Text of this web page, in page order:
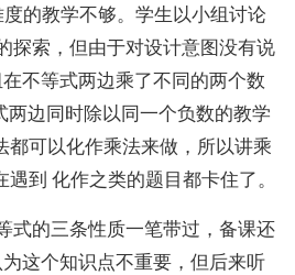
的教学不够。学生以小组讨论
探索，但由于对设计意图没有说
不等式两边乘了不同的两个数
两边同时除以同一个负数的教学
都可以化作乘法来做，所以讲乘
到 化作之类的题目都卡住了。
的三条性质一笔带过，备课还
这个知识点不重要，但后来听